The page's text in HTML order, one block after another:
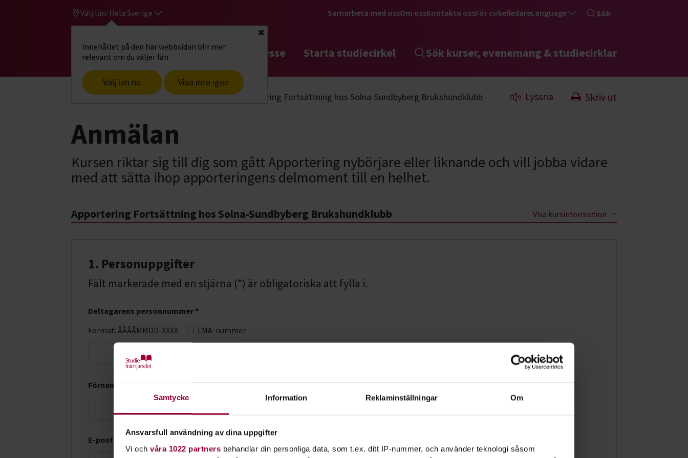
Samtycke Information Reklaminställningar Om
Ansvarsfull användning av dina uppgifter
Vi och våra 1022 partners behandlar din personliga data, som t.ex. ditt IP-nummer, och använder teknologi såsom
Välj län: Hela Sverige
Innehållet på den här webbsidan blir mer
relevant om du väljer län.
Välj län nu Visa inte igen
Stäng
Samarbeta med ossOm ossKontakta ossFör cirkelledareLanguage Sök
Gå till studiefrämjandets startsidaHitta intresse Starta studiecirkel Sök kurser, evenemang & studiecirklar
Start Hitta intresse Hund & husdjur Apportering Fortsättning hos Solna-Sundbyberg Brukshundklubb Lyssna Skriv ut
Anmälan
Kursen riktar sig till dig som gått Apportering nybörjare eller liknande och vill jobba vidare
med att sätta ihop apporteringens delmoment till en helhet.
Apportering Fortsättning hos Solna-Sundbyberg Brukshundklubb Visa kursinformation
1. Personuppgifter
Fält markerade med en stjärna (*) är obligatoriska att fylla i.
Deltagarens personnummer *
Format: ÅÅÅÅMMDD-XXXX
LMA-nummer
Förnamn * Efternamn *
E-postadress *